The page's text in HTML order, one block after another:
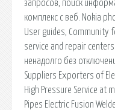
запросов, поиск
комплекс с веб. Nokia
User guides, Community
service and repair
ненадолго без
Suppliers Exporters of
High Pressure Service at
Pipes Electric Fusion